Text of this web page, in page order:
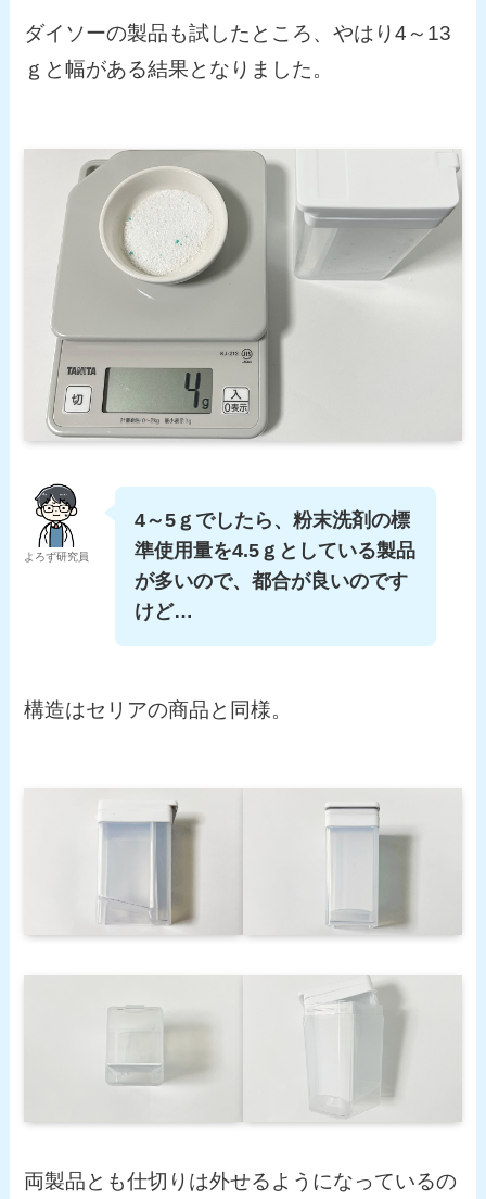
ダイソーの製品も試したところ、やはり4～13
ｇと幅がある結果となりました。
よろず研究員
4～5ｇでしたら、粉末洗剤の標
準使用量を4.5ｇとしている製品
が多いので、都合が良いのです
けど…
構造はセリアの商品と同様。
両製品とも仕切りは外せるようになっているの